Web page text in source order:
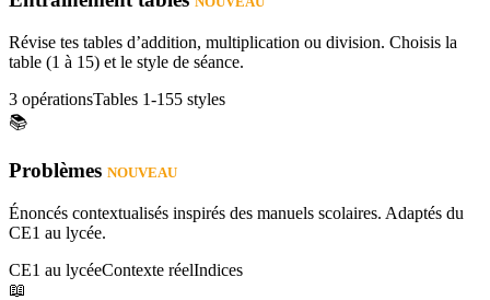
Révise tes tables d’addition, multiplication ou division. Choisis la
table (1 à 15) et le style de séance.
3 opérationsTables 1-155 styles
📚
Problèmes NOUVEAU
Énoncés contextualisés inspirés des manuels scolaires. Adaptés du
CE1 au lycée.
CE1 au lycéeContexte réelIndices
📖